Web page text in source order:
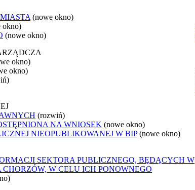
(nowe okno)
okno)
(nowe okno)
okno)
okno)
(rozwiń)
NA WNIOSEK (nowe okno)
NIEOPUBLIKOWANEJ W BIP (nowe okno)
SEKTORA PUBLICZNEGO, BĘDĄCYCH W
W CELU ICH PONOWNEGO